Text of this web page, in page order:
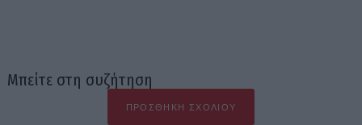
Μπείτε στη συζήτηση
ΠΡΟΣΘΉΚΗ ΣΧΟΛΊΟΥ